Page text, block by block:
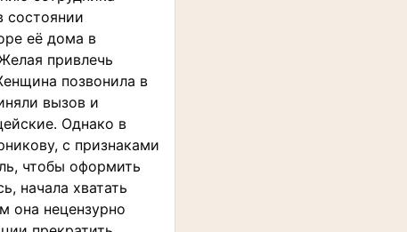
состоянии
её дома в
привлечь
позвонила в
вызов и
Однако в
с признаками
чтобы оформить
начала хватать
она нецензурно